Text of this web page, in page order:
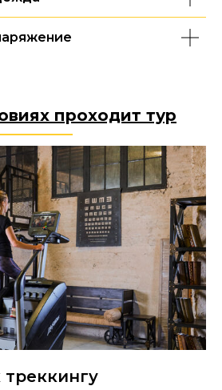
проходит тур
треккингу